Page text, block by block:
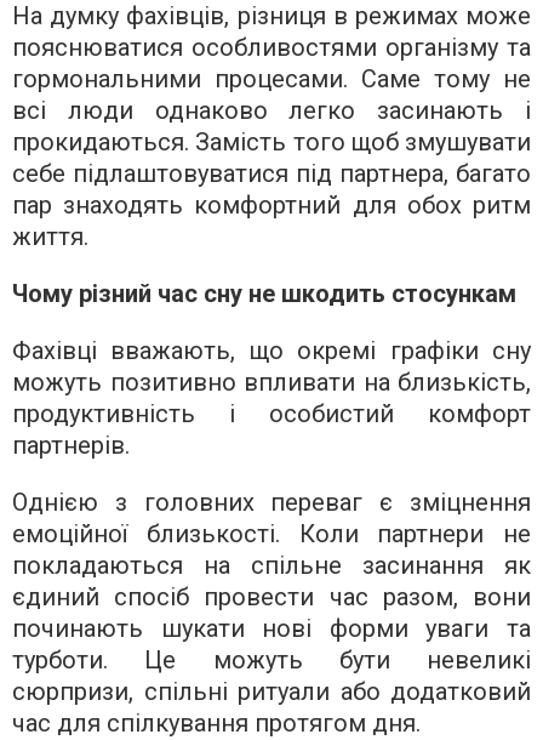
На думку фахівців, різниця в режимах може
пояснюватися особливостями організму та
гормональними процесами. Саме тому не
всі люди однаково легко засинають і
прокидаються. Замість того щоб змушувати
себе підлаштовуватися під партнера, багато
пар знаходять комфортний для обох ритм
життя.
Чому різний час сну не шкодить стосункам
Фахівці вважають, що окремі графіки сну
можуть позитивно впливати на близькість,
продуктивність і особистий комфорт
партнерів.
Однією з головних переваг є зміцнення
емоційної близькості. Коли партнери не
покладаються на спільне засинання як
єдиний спосіб провести час разом, вони
починають шукати нові форми уваги та
турботи. Це можуть бути невеликі
сюрпризи, спільні ритуали або додатковий
час для спілкування протягом дня.